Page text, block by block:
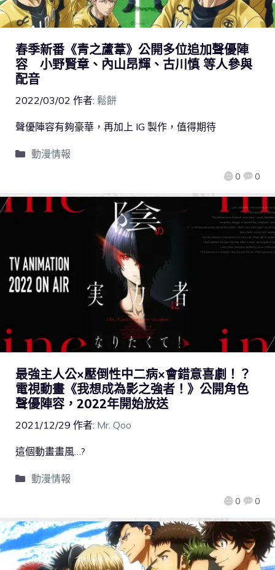
春季新番《青之蘆葦》公開多位追加聲優陣
容 小野賢章、內山昂輝、古川慎 等人參與
配音
2022/03/02 作者: 鬆餅
0 0
聲優陣容有夠豪華，再加上 IG 製作，值得期待
動漫情報
最強主人公×壓倒性中二病×會錯意喜劇！？
電視動畫《我想成為影之強者！》公開角色
聲優陣容，2022年開始放送
2021/12/29 作者: Mr. Qoo
0 0
這個動畫畫風…?
動漫情報